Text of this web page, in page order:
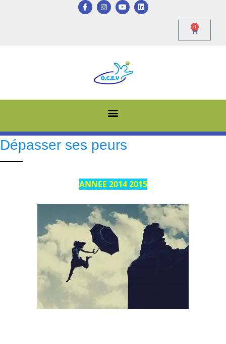
0
Dépasser ses peurs
ANNEE 2014 2015